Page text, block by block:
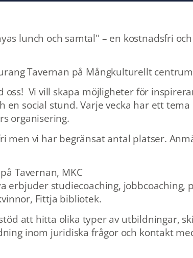
lunch och samtal" – en kostnadsfri
Tavernan på Mångkulturellt
oss! Vi vill skapa möjligheter för
en social stund. Varje vecka har ett
organisering.
men vi har begränsat antal platser.
Tavernan, MKC
erbjuder studiecoaching, jobbcoaching,
Fittja bibliotek.
att hitta olika typer av utbildningar,
inom juridiska frågor och kontakt